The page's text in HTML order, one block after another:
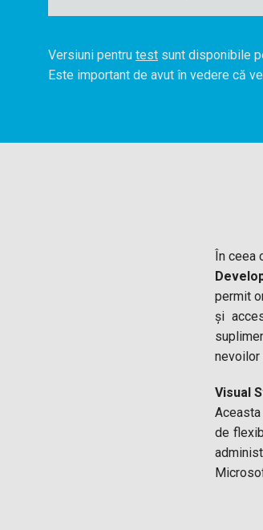
Versiuni pentru test sunt disponibile
Este important de avut în vedere că
În ceea
permit
și
nevoilor
Visual
de